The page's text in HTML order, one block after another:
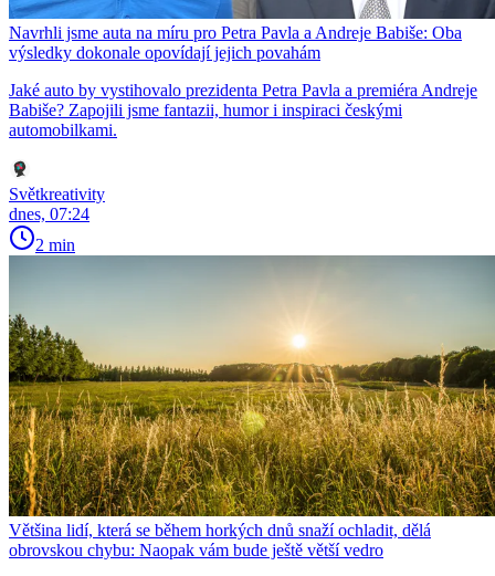
Navrhli jsme auta na míru pro Petra Pavla a Andreje Babiše: Oba
výsledky dokonale opovídají jejich povahám
Jaké auto by vystihovalo prezidenta Petra Pavla a premiéra Andreje
Babiše? Zapojili jsme fantazii, humor i inspiraci českými
automobilkami.
Světkreativity
dnes, 07:24
2 min
Většina lidí, která se během horkých dnů snaží ochladit, dělá
obrovskou chybu: Naopak vám bude ještě větší vedro